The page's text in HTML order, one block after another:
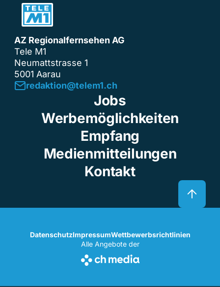
AZ Regionalfernsehen AG
Tele M1
Neumattstrasse 1
5001 Aarau
redaktion@telem1.ch
Jobs
Werbemöglichkeiten
Empfang
Medienmitteilungen
Kontakt
DatenschutzImpressumWettbewerbsrichtlinien
Alle Angebote der